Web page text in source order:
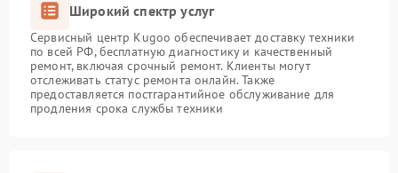
Широкий спектр услуг
Сервисный центр Kugoo обеспечивает доставку техники
по всей РФ, бесплатную диагностику и качественный
ремонт, включая срочный ремонт. Клиенты могут
отслеживать статус ремонта онлайн. Также
предоставляется постгарантийное обслуживание для
продления срока службы техники